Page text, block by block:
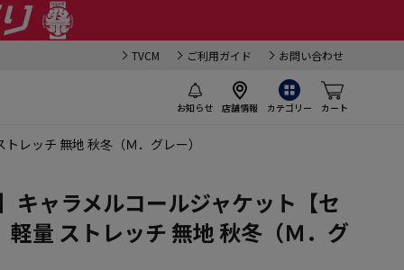
TVCM ご利用ガイド お問い合わせ
お知らせ 店舗情報 カテゴリー カート
レッチ 無地 秋冬（Ｍ．グレー）
キャラメルコールジャケット【セ
量 ストレッチ 無地 秋冬（Ｍ．グ